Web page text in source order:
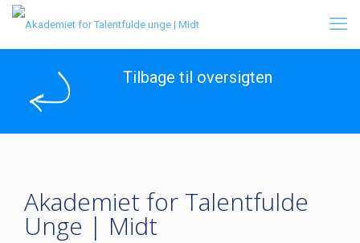
Tilbage til oversigten
Akademiet for Talentfulde
Unge | Midt